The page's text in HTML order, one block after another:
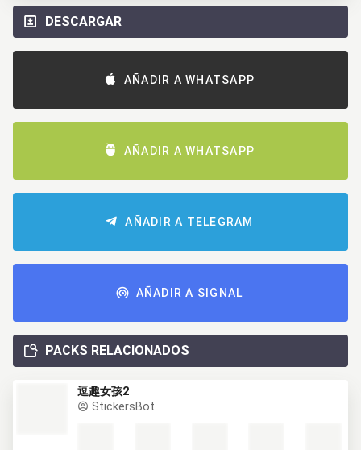
DESCARGAR
AÑADIR A WHATSAPP
AÑADIR A WHATSAPP
AÑADIR A TELEGRAM
AÑADIR A SIGNAL
PACKS RELACIONADOS
逗趣女孩2
StickersBot